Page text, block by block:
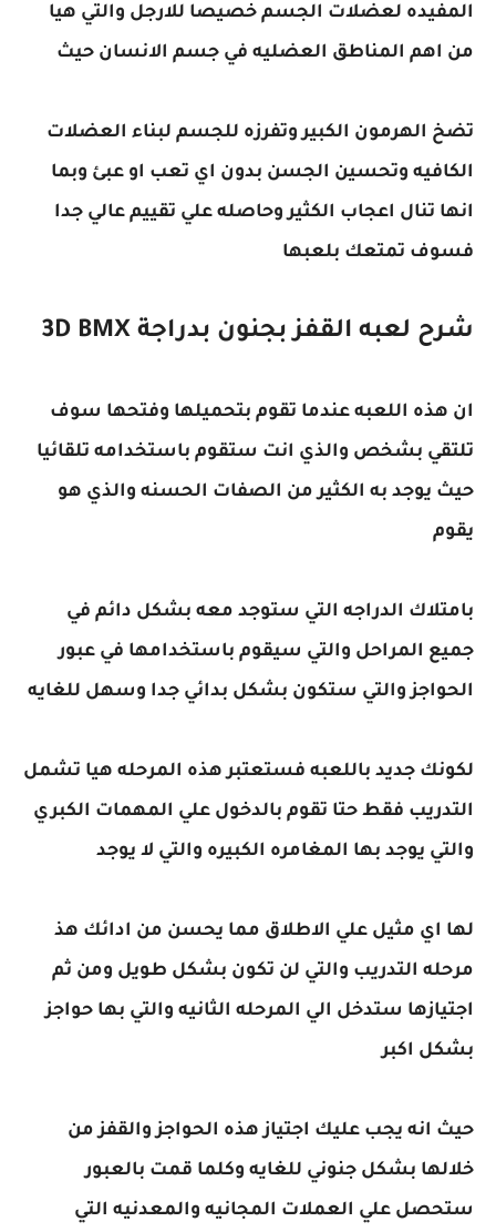
المفيده لعضلات الجسم خصيصا للارجل والتي هيا
من اهم المناطق العضليه في جسم الانسان حيث
تضخ الهرمون الكبير وتفرزه للجسم لبناء العضلات
الكافيه وتحسين الجسن بدون اي تعب او عبئ وبما
انها تنال اعجاب الكثير وحاصله علي تقييم عالي جدا
فسوف تمتعك بلعبها
شرح لعبه القفز بجنون بدراجة BMX‏ 3D
ان هذه اللعبه عندما تقوم بتحميلها وفتحها سوف
تلتقي بشخص والذي انت ستقوم باستخدامه تلقائيا
حيث يوجد به الكثير من الصفات الحسنه والذي هو
يقوم
بامتلاك الدراجه التي ستوجد معه بشكل دائم في
جميع المراحل والتي سيقوم باستخدامها في عبور
الحواجز والتي ستكون بشكل بدائي جدا وسهل للغايه
لكونك جديد باللعبه فستعتبر هذه المرحله هيا تشمل
التدريب فقط حتا تقوم بالدخول علي المهمات الكبري
والتي يوجد بها المغامره الكبيره والتي لا يوجد
لها اي مثيل علي الاطلاق مما يحسن من ادائك هذ
مرحله التدريب والتي لن تكون بشكل طويل ومن ثم
اجتيازها ستدخل الي المرحله الثانيه والتي بها حواجز
بشكل اكبر
حيث انه يجب عليك اجتياز هذه الحواجز والقفز من
خلالها بشكل جنوني للغايه وكلما قمت بالعبور
ستحصل علي العملات المجانيه والمعدنيه التي